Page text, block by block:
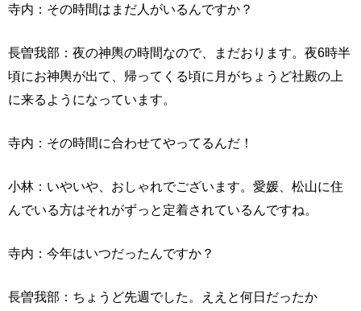
寺内：その時間はまだ人がいるんですか？
長曽我部：夜の神輿の時間なので、まだおります。夜6時半
頃にお神輿が出て、帰ってくる頃に月がちょうど社殿の上
に来るようになっています。
寺内：その時間に合わせてやってるんだ！
小林：いやいや、おしゃれでございます。愛媛、松山に住
んでいる方はそれがずっと定着されているんですね。
寺内：今年はいつだったんですか？
長曽我部：ちょうど先週でした。ええと何日だったか